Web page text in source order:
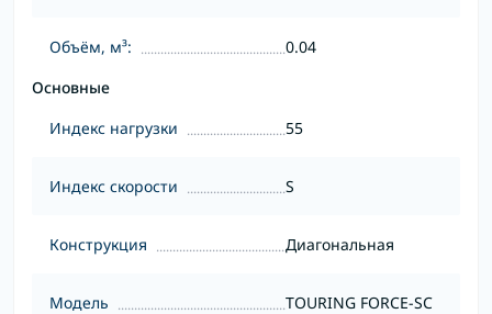
Объём, м³:
0.04
Основные
Индекс нагрузки
55
Индекс скорости S
Конструкция Диагональная
Модель TOURING FORCE-SC